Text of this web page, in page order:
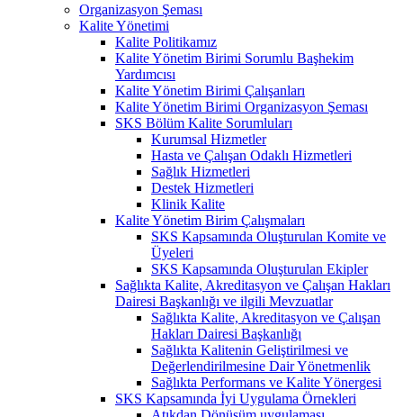
Organizasyon Şeması
Kalite Yönetimi
Kalite Politikamız
Kalite Yönetim Birimi Sorumlu Başhekim
Yardımcısı
Kalite Yönetim Birimi Çalışanları
Kalite Yönetim Birimi Organizasyon Şeması
SKS Bölüm Kalite Sorumluları
Kurumsal Hizmetler
Hasta ve Çalışan Odaklı Hizmetleri
Sağlık Hizmetleri
Destek Hizmetleri
Klinik Kalite
Kalite Yönetim Birim Çalışmaları
SKS Kapsamında Oluşturulan Komite ve
Üyeleri
SKS Kapsamında Oluşturulan Ekipler
Sağlıkta Kalite, Akreditasyon ve Çalışan Hakları
Dairesi Başkanlığı ve ilgili Mevzuatlar
Sağlıkta Kalite, Akreditasyon ve Çalışan
Hakları Dairesi Başkanlığı
Sağlıkta Kalitenin Geliştirilmesi ve
Değerlendirilmesine Dair Yönetmenlik
Sağlıkta Performans ve Kalite Yönergesi
SKS Kapsamında İyi Uygulama Örnekleri